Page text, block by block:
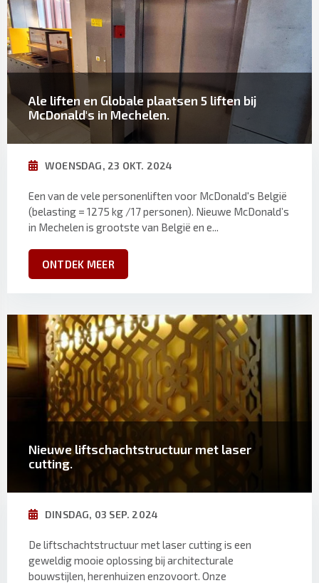
Ale liften en Globale plaatsen 5 liften bij
McDonald's in Mechelen.
WOENSDAG, 23 OKT. 2024
Een van de vele personenliften voor McDonald's België
(belasting = 1275 kg /17 personen). Nieuwe McDonald’s
in Mechelen is grootste van België en e...
ONTDEK MEER
Nieuwe liftschachtstructuur met laser
cutting.
DINSDAG, 03 SEP. 2024
De liftschachtstructuur met laser cutting is een
geweldig mooie oplossing bij architecturale
bouwstijlen, herenhuizen enzovoort. Onze